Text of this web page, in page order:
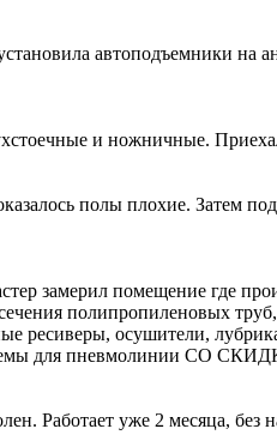
автоподъемники на
и ножничные.
полы плохие. Затем
замерил помещение где
полипропиленовых
ресиверы, осушители,
для пневмолинии СО
Работает уже 2 месяца, без